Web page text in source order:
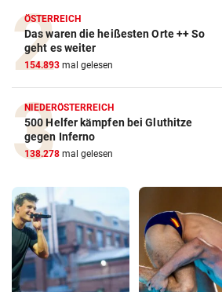
ÖSTERREICH
Das waren die heißesten Orte ++ So
geht es weiter
154.893 mal gelesen
NIEDERÖSTERREICH
500 Helfer kämpfen bei Gluthitze
gegen Inferno
138.278 mal gelesen